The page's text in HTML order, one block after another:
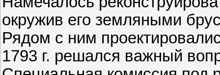
окружив его земляными
Рядом с ним
1793 г. решался важный